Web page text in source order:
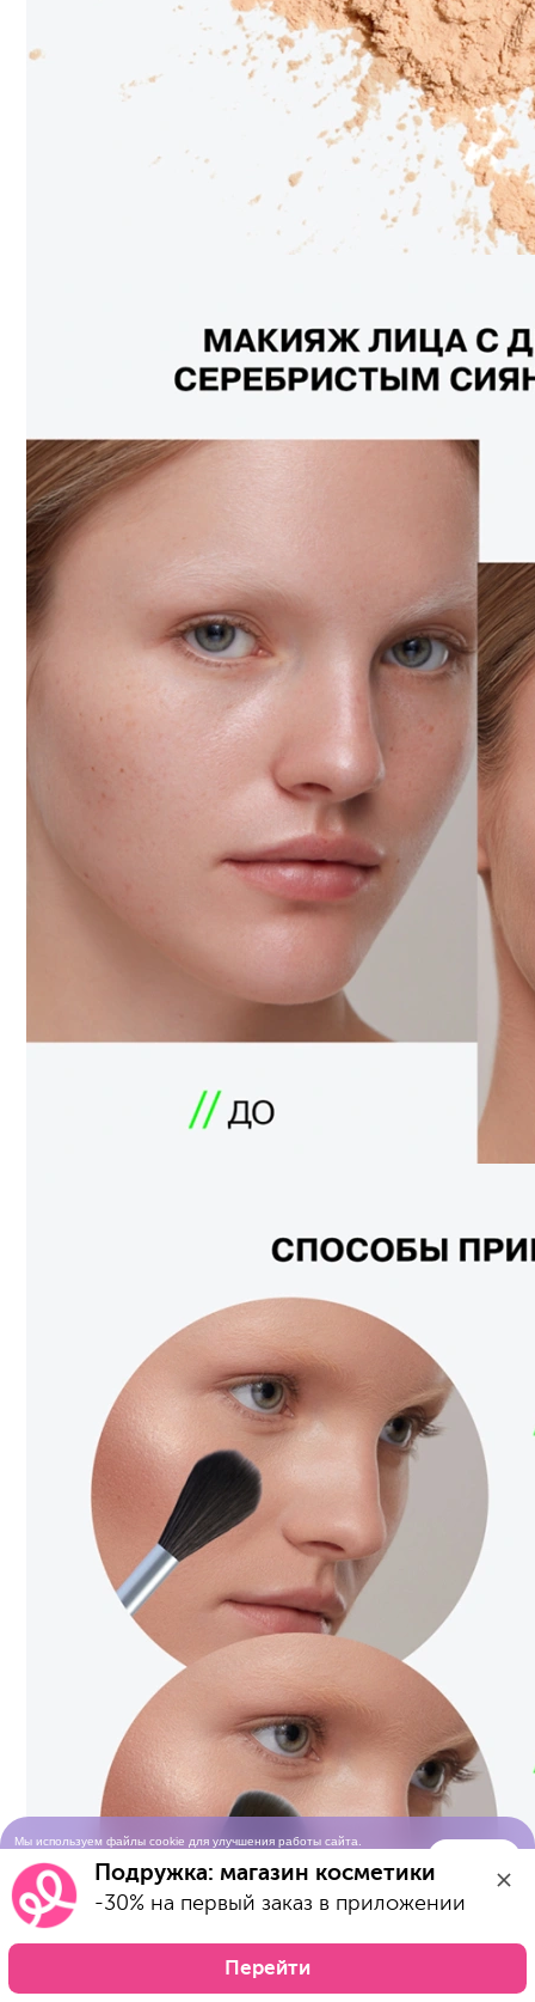
Мы используем файлы cookie для улучшения работы сайта.
использования cookie-файловПодружка: магазин косметики
-30% на первый заказ в приложении
Перейти